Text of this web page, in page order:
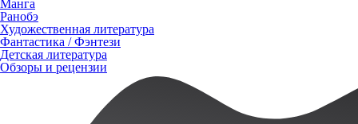
Манга
Ранобэ
Художественная литература
Фантастика / Фэнтези
Детская литература
Обзоры и рецензии